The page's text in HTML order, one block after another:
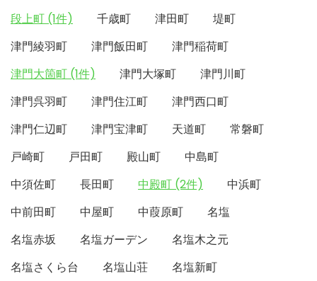
段上町 (1件)
千歳町 津田町
堤町
津門綾羽町
津門飯田町
津門稲荷町
津門大箇町 (1件)
津門大塚町
津門川町
津門呉羽町
津門住江町
津門西口町
津門仁辺町
津門宝津町 天道町
常磐町
戸崎町
戸田町 殿山町
中島町
中須佐町
長田町 中殿町 (2件)
中浜町
中前田町
中屋町 中葭原町
名塩
名塩赤坂
名塩ガーデン
名塩木之元
名塩さくら台
名塩山荘
名塩新町